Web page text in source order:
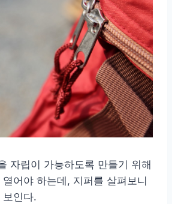
자립이 가능하도록 만들기 위해
어야 하는데, 지퍼를 살펴보니
인다.